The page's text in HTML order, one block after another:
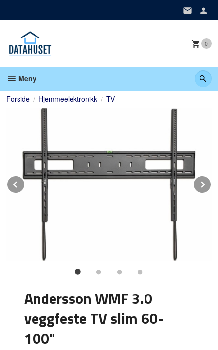
0
Meny
Forside Hjemmeelektronikk TV
Prev
Andersson WMF 3.0
veggfeste TV slim 60-
100"